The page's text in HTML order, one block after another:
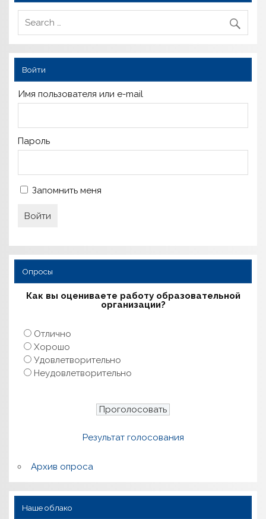
Войти
Имя пользователя или e-mail
Пароль
Запомнить меня
Опросы
Как вы оцениваете работу образовательной
организации?
Отлично
Хорошо
Удовлетворительно
Неудовлетворительно
Результат голосования
Архив опроса
Наше облако